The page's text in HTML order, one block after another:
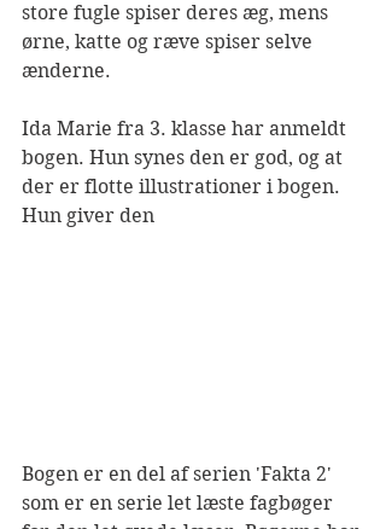
store fugle spiser deres æg, mens
ørne, katte og ræve spiser selve
ænderne.
Ida Marie fra 3. klasse har anmeldt
bogen. Hun synes den er god, og at
der er flotte illustrationer i bogen.
Hun giver den
Bogen er en del af serien 'Fakta 2'
som er en serie let læste fagbøger